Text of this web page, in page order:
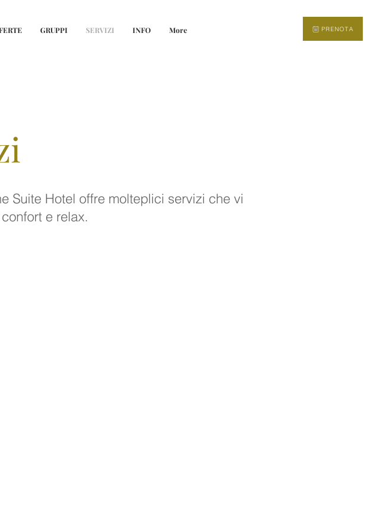
GRUPPI SERVIZI INFO More PRENOTA
Suite Hotel offre molteplici servizi che vi
e relax.